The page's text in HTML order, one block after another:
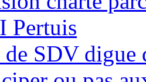
Pertuis
SDV digue